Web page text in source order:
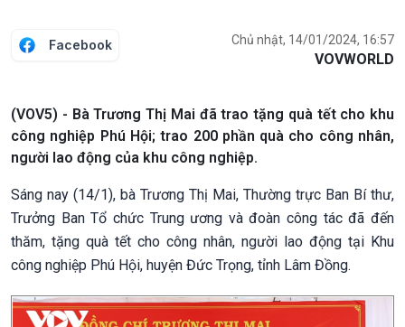
Facebook Chủ nhật, 14/01/2024, 16:57
VOVWORLD
(VOV5) - Bà Trương Thị Mai đã trao tặng quà tết cho khu
công nghiệp Phú Hội; trao 200 phần quà cho công nhân,
người lao động của khu công nghiệp.
Sáng nay (14/1), bà Trương Thị Mai, Thường trực Ban Bí thư,
Trưởng Ban Tổ chức Trung ương và đoàn công tác đã đến
thăm, tặng quà tết cho công nhân, người lao động tại Khu
công nghiệp Phú Hội, huyện Đức Trọng, tỉnh Lâm Đồng.